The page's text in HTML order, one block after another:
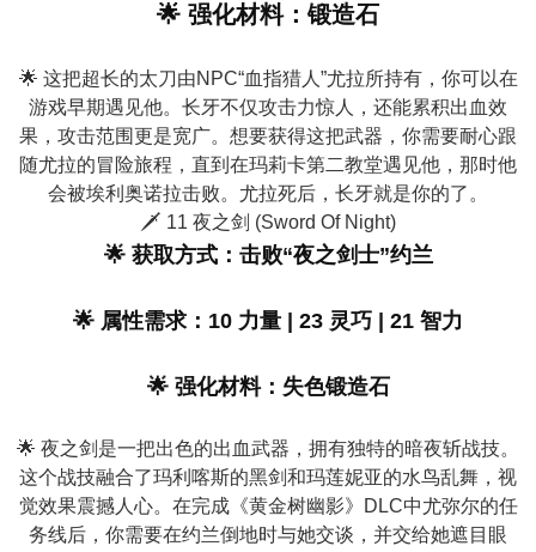
🌟 强化材料：锻造石
🌟 这把超长的太刀由NPC“血指猎人”尤拉所持有，你可以在
游戏早期遇见他。长牙不仅攻击力惊人，还能累积出血效
果，攻击范围更是宽广。想要获得这把武器，你需要耐心跟
随尤拉的冒险旅程，直到在玛莉卡第二教堂遇见他，那时他
会被埃利奥诺拉击败。尤拉死后，长牙就是你的了。
🗡️ 11 夜之剑 (Sword Of Night)
🌟 获取方式：击败“夜之剑士”约兰
🌟 属性需求：10 力量 | 23 灵巧 | 21 智力
🌟 强化材料：失色锻造石
🌟 夜之剑是一把出色的出血武器，拥有独特的暗夜斩战技。
这个战技融合了玛利喀斯的黑剑和玛莲妮亚的水鸟乱舞，视
觉效果震撼人心。在完成《黄金树幽影》DLC中尤弥尔的任
务线后，你需要在约兰倒地时与她交谈，并交给她遮目眼